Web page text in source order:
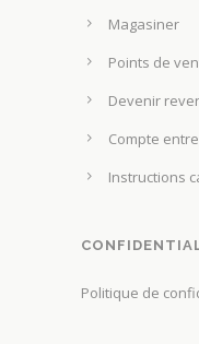
Magasiner
Points de
Devenir
Compte
Instructions
Politique de